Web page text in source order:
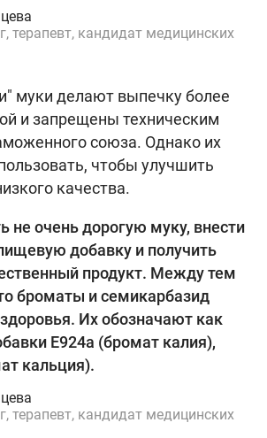
терапевт, кандидат медицинских
муки делают выпечку более
и запрещены техническим
союза. Однако их
чтобы улучшить
качества.
не очень дорогую муку, внести
добавку и получить
продукт. Между тем
броматы и семикарбазид
Их обозначают как
E924a (бромат калия),
кальция).
терапевт, кандидат медицинских